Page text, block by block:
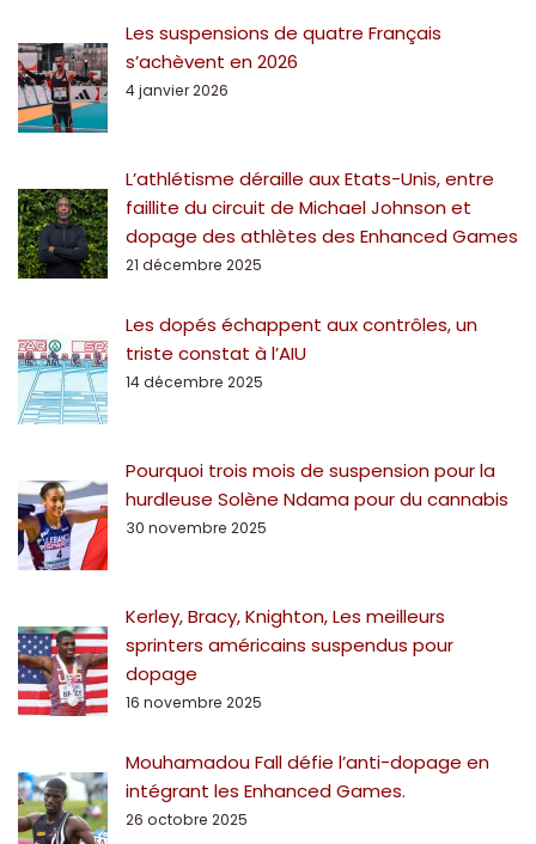
Les suspensions de quatre Français
s’achèvent en 2026
4 janvier 2026
L’athlétisme déraille aux Etats-Unis, entre
faillite du circuit de Michael Johnson et
dopage des athlètes des Enhanced Games
21 décembre 2025
Les dopés échappent aux contrôles, un
triste constat à l’AIU
14 décembre 2025
Pourquoi trois mois de suspension pour la
hurdleuse Solène Ndama pour du cannabis
30 novembre 2025
Kerley, Bracy, Knighton, Les meilleurs
sprinters américains suspendus pour
dopage
16 novembre 2025
Mouhamadou Fall défie l’anti-dopage en
intégrant les Enhanced Games.
26 octobre 2025